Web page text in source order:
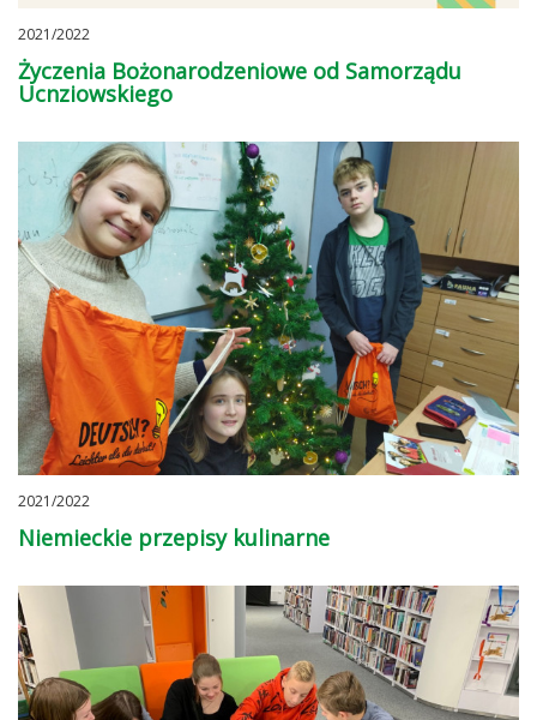
2021/2022
Życzenia Bożonarodzeniowe od Samorządu
Ucnziowskiego
2021/2022
Niemieckie przepisy kulinarne